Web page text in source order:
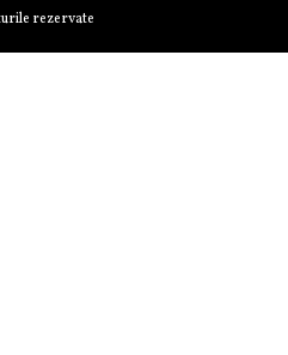
rezervate